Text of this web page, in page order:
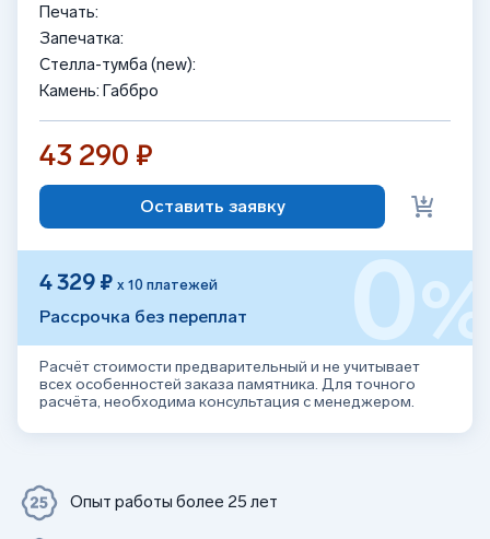
Печать:
Запечатка:
Стелла-тумба (new):
Камень: Габбро
43 290 ₽
Оставить заявку
4 329 ₽ х 10 платежей
Рассрочка без переплат 0%
Расчёт стоимости предварительный и не учитывает
всех особенностей заказа памятника. Для точного
расчёта, необходима консультация с менеджером.
Опыт работы более 25 лет